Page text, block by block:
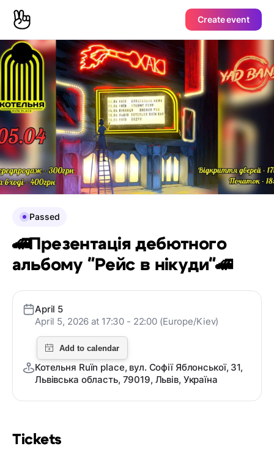
Create event
Tickets
Passed
🚄Презентація дебютного
альбому "Рейс в нікуди"🚄
April 5
April 5, 2026 at 17:30 - 22:00 (Europe/Kiev)
Котельня Ruïn place, вул. Софії Яблонської, 31,
Львівська область, 79019, Львів, Україна